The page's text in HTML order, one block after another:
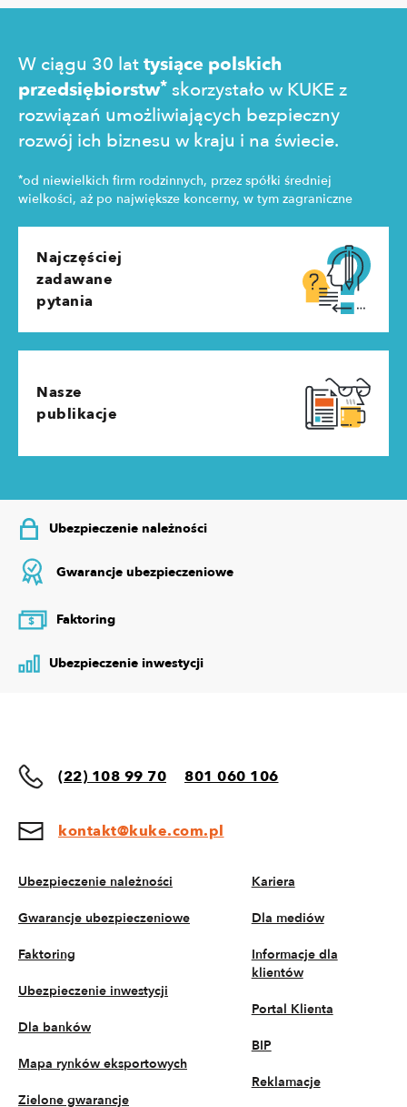
W ciągu 30 lattysiące polskich
przedsiębiorstw* skorzystało w KUKE z
rozwiązań umożliwiających bezpieczny
rozwój ich biznesu w kraju i na świecie.
*od niewielkich firm rodzinnych, przez spółki średniej
wielkości, aż po największe koncerny, w tym zagraniczne
Najczęściej
zadawane
pytania
Nasze
publikacje
Ubezpieczenie należności
Gwarancje ubezpieczeniowe
$ Faktoring
Ubezpieczenie inwestycji
(22) 108 99 70 801 060 106
kontakt@kuke.com.pl
Ubezpieczenie należności
Gwarancje ubezpieczeniowe
Faktoring
Ubezpieczenie inwestycji
Dla banków
Mapa rynków eksportowych
Zielone gwarancje
Kariera
Dla mediów
Informacje dla
klientów
Portal Klienta
BIP
Reklamacje